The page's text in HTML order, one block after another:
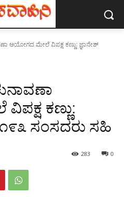
ಆಯೋಗದ ಮೇಲೆ ವಿಪಕ್ಷ ಕಣ್ಣು: ಜ್ಞಾನೇಶ್‌
ಕಣ್ಣು:
ಸಂಸದರು ಸಹಿ
0
283